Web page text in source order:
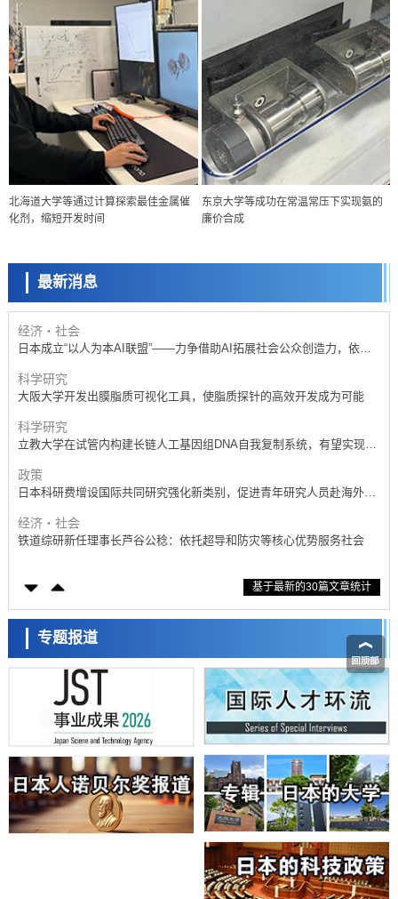
北海道大学等通过计算探索最佳金属催
化剂，缩短开发时间
东京大学等成功在常温常压下实现氨的
廉价合成
最新消息
政策
日本科研费增设国际共同研究强化新类别，促进青年研究人员赴海外开
展研究
科学研究
开发出300亿年仅误差1秒的光晶格钟，构建网络将其打造为下一代社会
基础设施
经济・社会
日本成立“以人为本AI联盟”——力争借助AI拓展社会公众创造力，依托
科学研究
大阪大学开发出膜脂质可视化工具，使脂质探针的高效开发成为可能
科学研究
立教大学在试管内构建长链人工基因组DNA自我复制系统，有望实现携
政策
日本科研费增设国际共同研究强化新类别，促进青年研究人员赴海外开
经济・社会
铁道综研新任理事长芦谷公稔：依托超导和防灾等核心优势服务社会
东京大学通过叶绿体基因组编辑技术强化碳固定酶，成功提高光合作用
科学研究
藤田医科大学等成功鉴定出非结核分枝杆菌生存的必需基因，首次揭示
该基因的必要性因菌株而异
经济・社会
【AI法下篇】如何应对AI的不可控性——中央大学平野晋教授专访
科学研究
日本学术会议：为保持土壤健康应采取哪些措施？探讨土壤保护与强化
的具体对策
科学研究
大阪大学开发基于水氢键网络的温度预测新方法，AI从分子排列信息中
高精度解读
经济・社会
【AI法上篇】如何对“将人生交给AI”保持危机感——中央大学平野晋教
庆应义塾大学阐明脑内“游击手”小胶质细胞包裹保护受损神经细胞的机
制，有望用于开发阿尔茨海默病等疾病疗法
基于最新的30篇文章统计
专题报道